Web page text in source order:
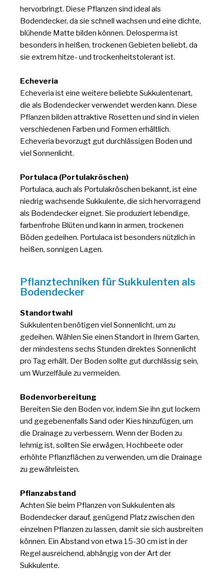
hervorbringt. Diese Pflanzen sind ideal als
Bodendecker, da sie schnell wachsen und eine dichte,
blühende Matte bilden können. Delosperma ist
besonders in heißen, trockenen Gebieten beliebt, da
sie extrem hitze- und trockenheitstolerant ist.
Echeveria
Echeveria ist eine weitere beliebte Sukkulentenart,
die als Bodendecker verwendet werden kann. Diese
Pflanzen bilden attraktive Rosetten und sind in vielen
verschiedenen Farben und Formen erhältlich.
Echeveria bevorzugt gut durchlässigen Boden und
viel Sonnenlicht.
Portulaca (Portulakröschen)
Portulaca, auch als Portulakröschen bekannt, ist eine
niedrig wachsende Sukkulente, die sich hervorragend
als Bodendecker eignet. Sie produziert lebendige,
farbenfrohe Blüten und kann in armen, trockenen
Böden gedeihen. Portulaca ist besonders nützlich in
heißen, sonnigen Lagen.
Pflanztechniken für Sukkulenten als
Bodendecker
Standortwahl
Sukkulenten benötigen viel Sonnenlicht, um zu
gedeihen. Wählen Sie einen Standort in Ihrem Garten,
der mindestens sechs Stunden direktes Sonnenlicht
pro Tag erhält. Der Boden sollte gut durchlässig sein,
um Wurzelfäule zu vermeiden.
Bodenvorbereitung
Bereiten Sie den Boden vor, indem Sie ihn gut lockern
und gegebenenfalls Sand oder Kies hinzufügen, um
die Drainage zu verbessern. Wenn der Boden zu
lehmig ist, sollten Sie erwägen, Hochbeete oder
erhöhte Pflanzflächen zu verwenden, um die Drainage
zu gewährleisten.
Pflanzabstand
Achten Sie beim Pflanzen von Sukkulenten als
Bodendecker darauf, genügend Platz zwischen den
einzelnen Pflanzen zu lassen, damit sie sich ausbreiten
können. Ein Abstand von etwa 15-30 cm ist in der
Regel ausreichend, abhängig von der Art der
Sukkulente.